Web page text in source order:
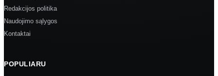
Redakcijos politika
Naudojimo sąlygos
Kontaktai
POPULIARU